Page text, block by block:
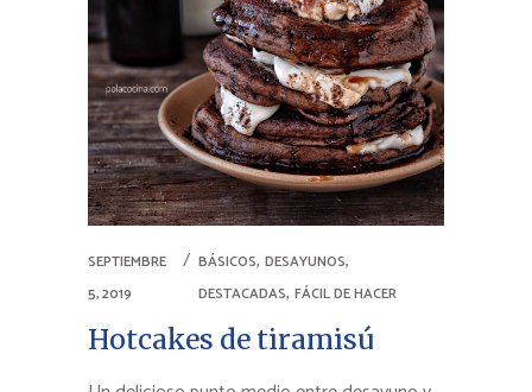
SEPTIEMBRE
5, 2019
BÁSICOS, DESAYUNOS,
DESTACADAS, FÁCIL DE HACER
Hotcakes de tiramisú